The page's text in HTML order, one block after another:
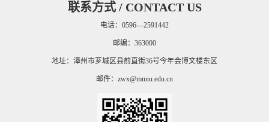
联系方式 / CONTACT US
电话：0596—2591442
邮编：363000
地址：漳州市芗城区县前直街36号今年会博文楼东区
邮件： zwx@mnnu.edu.cn